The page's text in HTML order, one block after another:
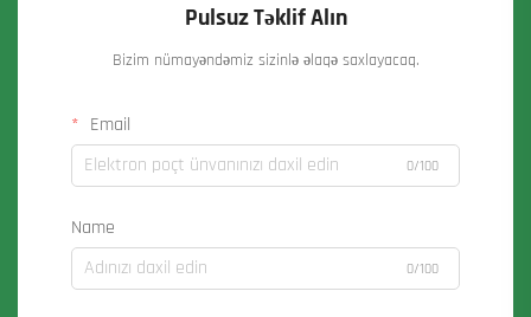
Pulsuz Təklif Alın
Bizim nümayəndəmiz sizinlə əlaqə saxlayacaq.
Email
0/100
Name
0/100